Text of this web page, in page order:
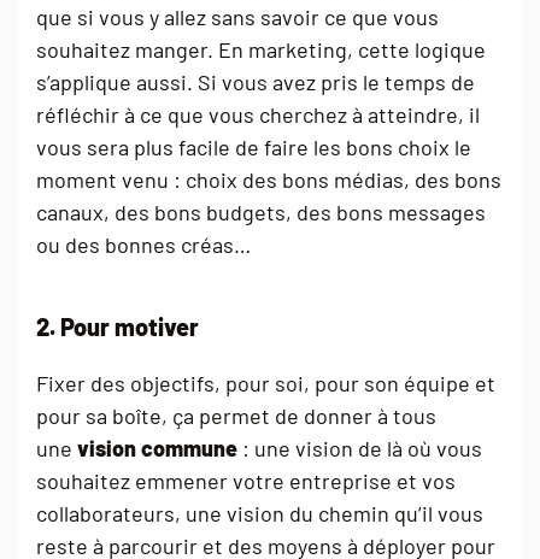
que si vous y allez sans savoir ce que vous
souhaitez manger. En marketing, cette logique
s’applique aussi. Si vous avez pris le temps de
réfléchir à ce que vous cherchez à atteindre, il
vous sera plus facile de faire les bons choix le
moment venu : choix des bons médias, des bons
canaux, des bons budgets, des bons messages
ou des bonnes créas…
2. Pour motiver
Fixer des objectifs, pour soi, pour son équipe et
pour sa boîte, ça permet de donner à tous
une vision commune : une vision de là où vous
souhaitez emmener votre entreprise et vos
collaborateurs, une vision du chemin qu’il vous
reste à parcourir et des moyens à déployer pour